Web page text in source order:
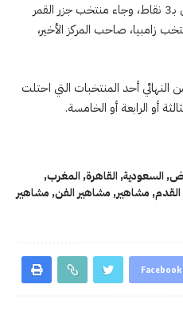
فيما حلّ منتخب مالي في المركز الثاني بـ3 نقاط، وجاء منتخب جزر القمر
زامبيا، صاحب المركز الأخير،
أحد المنتخبات التي احتلت
أو الرابعة أو الخامسة.
,السعودية,القاهرة,المغرب,
القدم, مشاهير, مشاهير الفن, مشاهير
Facebook